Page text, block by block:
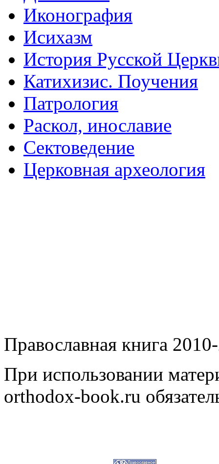
Иконография
Исихазм
История Русской
Катихизис. Поучения
Патрология
Раскол, инославие
Сектоведение
Церковная археология
Православная книга
При использовании
orthodox-book.ru